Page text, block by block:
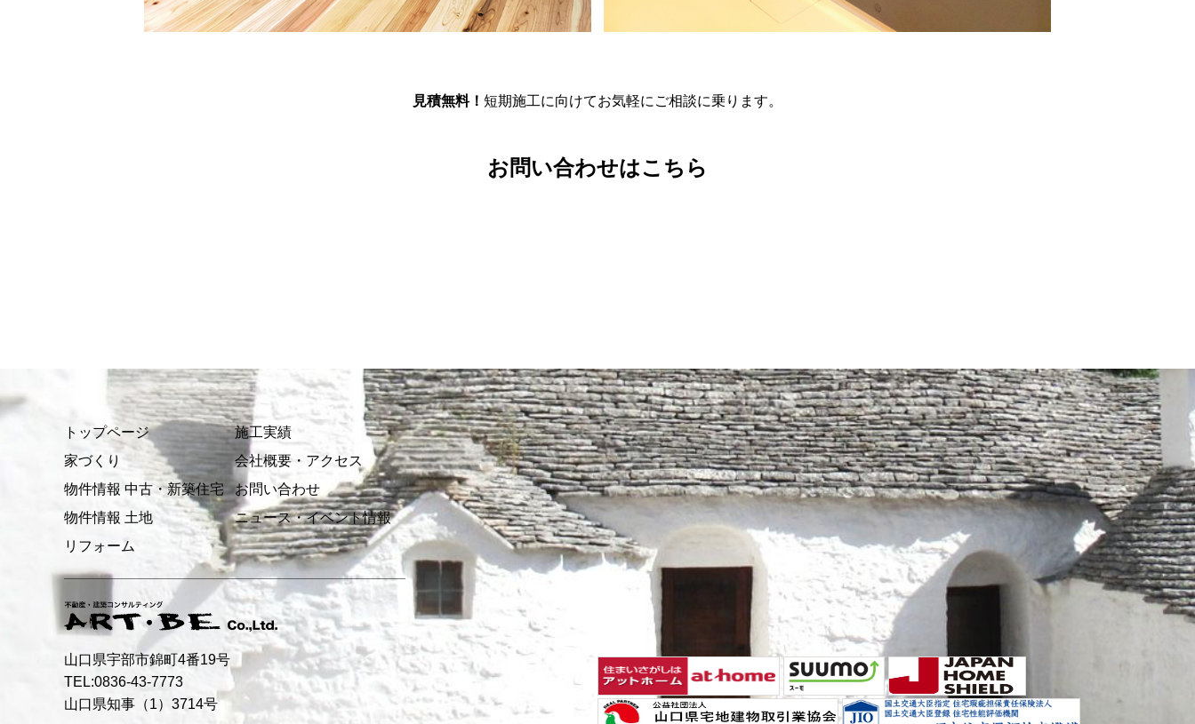
見積無料！ 短期施工に向けてお気軽にご相談に乗ります。
お問い合わせはこちら
トップページ
家づくり
物件情報 中古・新築住宅
物件情報 土地
リフォーム
施工実績
会社概要・アクセス
お問い合わせ
ニュース・イベント情報
山口県宇部市錦町4番19号
TEL:0836-43-7773
山口県知事（1）3714号